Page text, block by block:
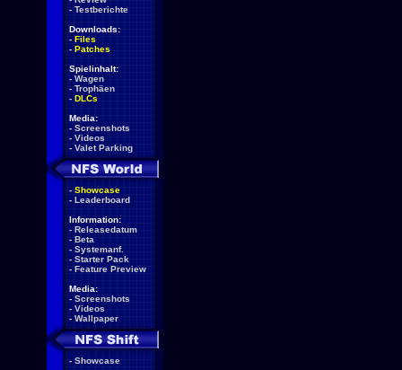
- Testberichte
Downloads:
- Files
- Patches
Spielinhalt:
- Wagen
- Trophäen
- DLCs
Media:
- Screenshots
- Videos
- Valet Parking
- Showcase
- Leaderboard
Information:
- Releasedatum
- Beta
- Systemanf.
- Starter Pack
- Feature Preview
Media:
- Screenshots
- Videos
- Wallpaper
- Showcase